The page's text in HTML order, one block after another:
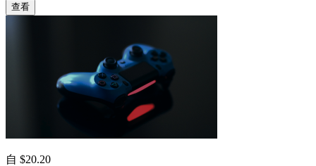
查看
自 $20.20